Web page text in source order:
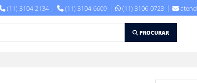
(11) 3104-2134 (11) 3104-6609 (11) 3106-0723
PROCURAR